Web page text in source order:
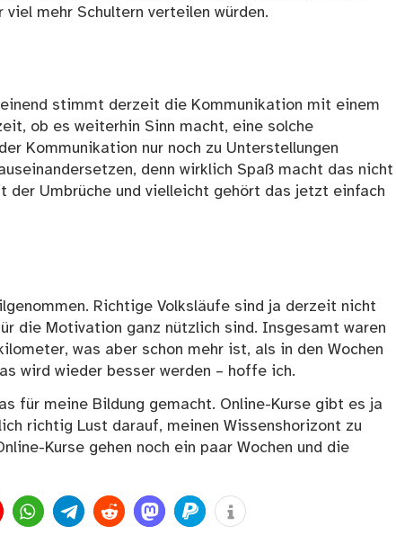
mehr Schultern verteilen würden.
stimmt derzeit die Kommunikation mit einem
ob es weiterhin Sinn macht, eine solche
Kommunikation nur noch zu Unterstellungen
denn wirklich Spaß macht das nicht
Umbrüche und vielleicht gehört das jetzt einfach
Richtige Volksläufe sind ja derzeit nicht
die Motivation ganz nützlich sind. Insgesamt waren
was aber schon mehr ist, als in den Wochen
wird wieder besser werden – hoffe ich.
für meine Bildung gemacht. Online-Kurse gibt es ja
richtig Lust darauf, meinen Wissenshorizont zu
Kurse gehen noch ein paar Wochen und die